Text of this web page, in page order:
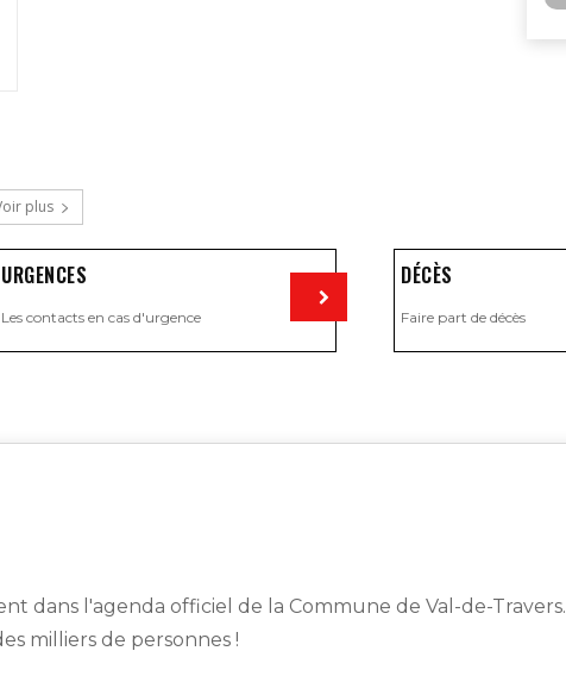
plus
URGENCES
Les contacts en cas d'urgence
DÉCÈS
Faire part de décès
dans l'agenda officiel de la Commune de Val-de-Travers.
milliers de personnes !